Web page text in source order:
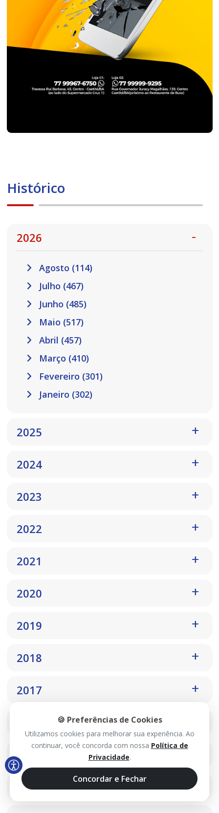
Histórico
2026
Agosto (114)
Julho (467)
Junho (485)
Maio (517)
Abril (457)
Março (410)
Fevereiro (301)
Janeiro (302)
2025
2024
2023
2022
2021
2020
2019
2018
2017
2015
2014
🍪 Preferências de Cookies
Utilizamos cookies para melhorar sua experiência. Ao
continuar, você concorda com nossa Política de
Privacidade.
Concordar e Fechar